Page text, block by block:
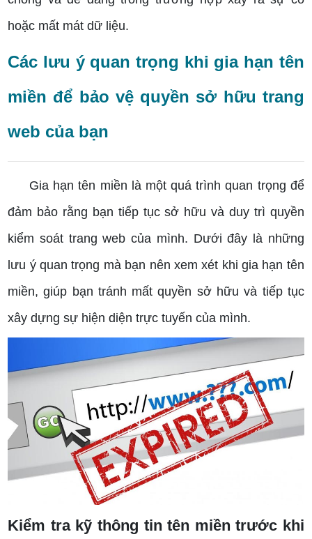
hoặc mất mát dữ liệu.
Các lưu ý quan trọng khi gia hạn tên
miền để bảo vệ quyền sở hữu trang
web của bạn
Gia hạn tên miền là một quá trình quan trọng để
đảm bảo rằng bạn tiếp tục sở hữu và duy trì quyền
kiểm soát trang web của mình. Dưới đây là những
lưu ý quan trọng mà bạn nên xem xét khi gia hạn tên
miền, giúp bạn tránh mất quyền sở hữu và tiếp tục
xây dựng sự hiện diện trực tuyến của mình.
Kiểm tra kỹ thông tin tên miền trước khi